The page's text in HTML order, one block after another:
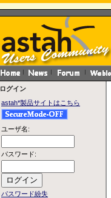
ログイン
astah*製品サイトはこちら
ユーザ名:
パスワード:
パスワード紛失